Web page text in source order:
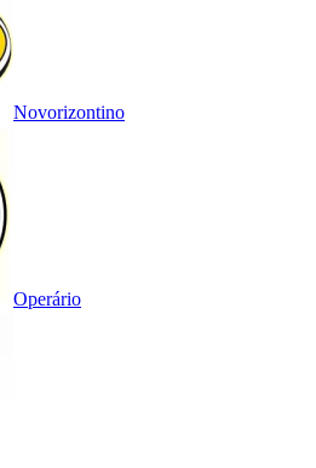
Novorizontino
Operário